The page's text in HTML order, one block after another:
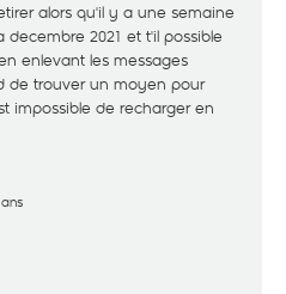
alors qu'il y a une semaine
2021 et t'il possible
enlevant les messages
de trouver un moyen pour
impossible de recharger en